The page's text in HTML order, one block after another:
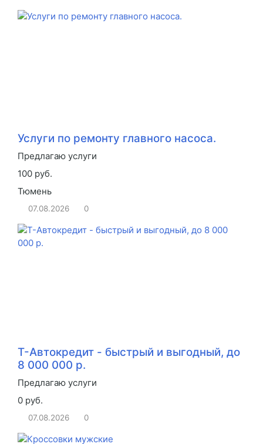
Услуги по ремонту главного насоса.
Предлагаю услуги
100 руб.
Тюмень
07.08.2026 0
Т-Автокредит - быстрый и выгодный, до
8 000 000 р.
Предлагаю услуги
0 руб.
07.08.2026 0